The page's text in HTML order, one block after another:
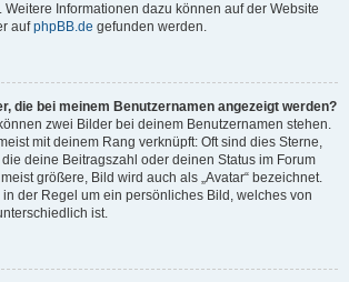
Informationen dazu können auf der Website
aufphpBB.de gefunden werden.
die bei meinem Benutzernamen angezeigt werden?
zwei Bilder bei deinem Benutzernamen stehen.
mit deinem Rang verknüpft: Oft sind dies Sterne,
deine Beitragszahl oder deinen Status im Forum
größere, Bild wird auch als „Avatar“ bezeichnet.
der Regel um ein persönliches Bild, welches von
ist.